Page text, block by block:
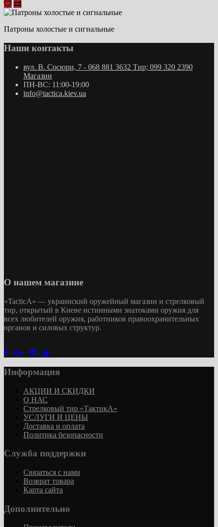
Патроны холостые и сигнальные
Наши контакты
вул. В. Сосюри, 7 - 068 881 3632 Тир; 099 320 2390
Магазин
ПН-ВС: 11:00-19:00
info@tactica.kiev.ua
О нашем магазине
«TacticA» — украинский оружейный магазин и стрелковый
тир, открытый в Киеве истинными знатоками оружия для
всех любителей оружия, работников правоохранительных
органов и силовых структур.
Информация
АКЦИИ И СКИДКИ
О НАС
Стрелковый тир «ТактикА»
УСЛУГИ И ЦЕНЫ
Доставка и оплата
Политика безопасности
Служба поддержки
Связаться с нами
Возврат товара
Карта сайта
Дополнительно